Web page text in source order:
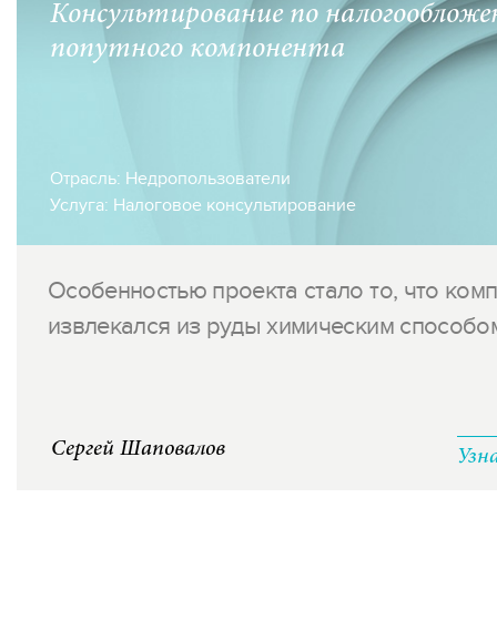
Консультирование по
попутного компонента
Отрасль: Недропользователи
Услуга: Налоговое консультирование
Особенностью проекта стало то, что
извлекался из руды химическим
Сергей Шаповалов